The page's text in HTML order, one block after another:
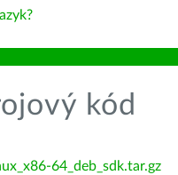
kód
64_deb_sdk.tar.gz